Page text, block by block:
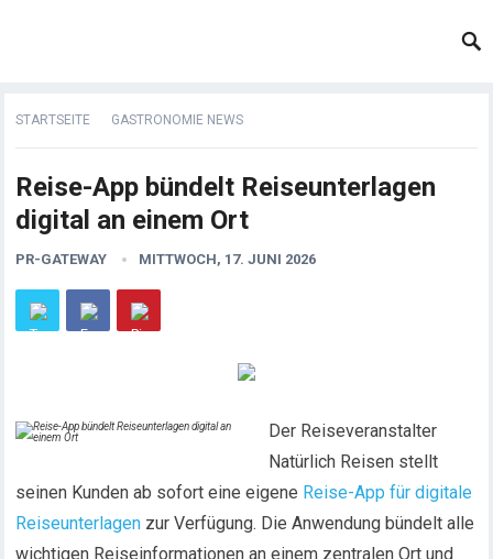
STARTSEITE GASTRONOMIE NEWS
Reise-App bündelt Reiseunterlagen
digital an einem Ort
PR-GATEWAY MITTWOCH, 17. JUNI 2026
Der Reiseveranstalter
Natürlich Reisen stellt
seinen Kunden ab sofort eine eigene Reise-App für digitale
Reiseunterlagen zur Verfügung. Die Anwendung bündelt alle
wichtigen Reiseinformationen an einem zentralen Ort und